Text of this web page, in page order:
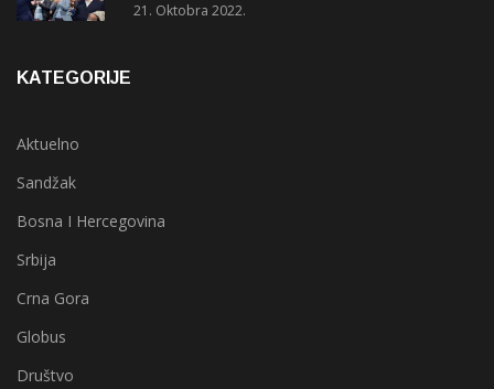
21. Oktobra 2022.
KATEGORIJE
Aktuelno
Sandžak
Bosna I Hercegovina
Srbija
Crna Gora
Globus
Društvo